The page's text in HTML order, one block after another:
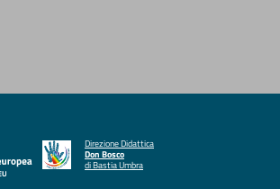
Direzione Didattica
Don Bosco
di Bastia Umbra